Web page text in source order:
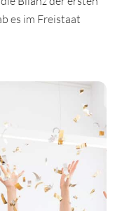
es im Freistaat